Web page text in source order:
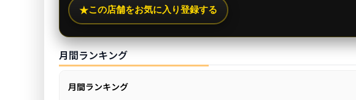
★この店舗をお気に入り登録する
月間ランキング
月間ランキング